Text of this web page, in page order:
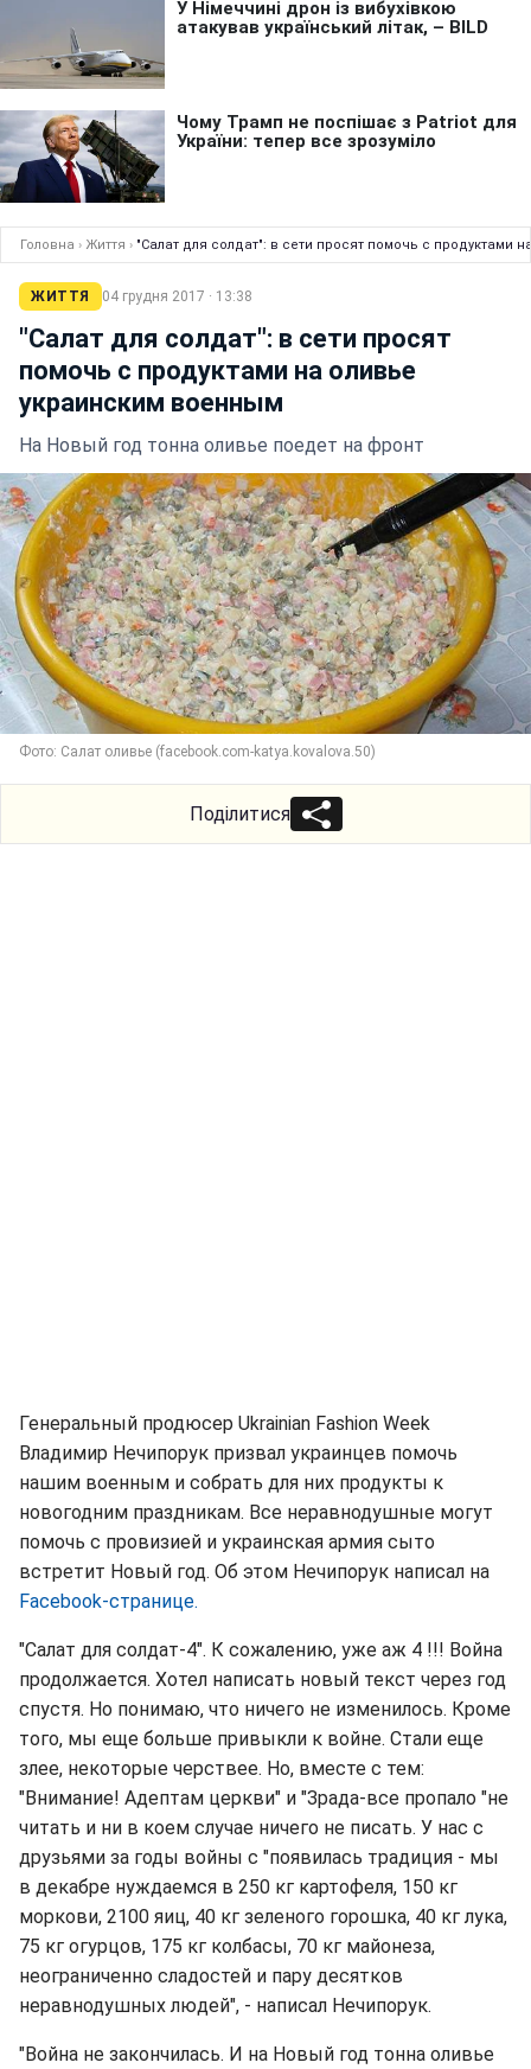
Головна › Життя › "Салат для солдат": в сети просят помочь с продуктами
ЖИТТЯ 04 грудня 2017 · 13:38
"Салат для солдат": в сети просят
помочь с продуктами на оливье
украинским военным
На Новый год тонна оливье поедет на фронт
Фото: Салат оливье (facebook.com-katya.kovalova.50)
Поділитися
Генеральный продюсер Ukrainian Fashion Week
Владимир Нечипорук призвал украинцев помочь
нашим военным и собрать для них продукты к
новогодним праздникам. Все неравнодушные могут
помочь с провизией и украинская армия сыто
встретит Новый год. Об этом Нечипорук написал на
Facebook-странице.
"Салат для солдат-4". К сожалению, уже аж 4 !!! Война
продолжается. Хотел написать новый текст через год
спустя. Но понимаю, что ничего не изменилось. Кроме
того, мы еще больше привыкли к войне. Стали еще
злее, некоторые черствее. Но, вместе с тем:
"Внимание! Адептам церкви" и "Зрада-все пропало "не
читать и ни в коем случае ничего не писать. У нас с
друзьями за годы войны с "появилась традиция - мы
в декабре нуждаемся в 250 кг картофеля, 150 кг
моркови, 2100 яиц, 40 кг зеленого горошка, 40 кг лука,
75 кг огурцов, 175 кг колбасы, 70 кг майонеза,
неограниченно сладостей и пару десятков
неравнодушных людей", - написал Нечипорук.
"Война не закончилась. И на Новый год тонна оливье